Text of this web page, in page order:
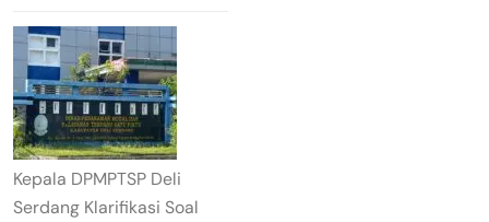
Kepala DPMPTSP Deli
Serdang Klarifikasi Soal